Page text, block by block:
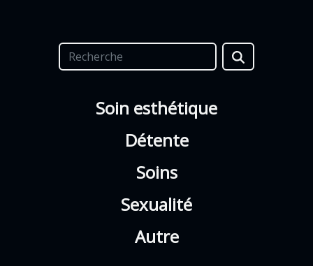
Soin esthétique
Détente
Soins
Sexualité
Autre